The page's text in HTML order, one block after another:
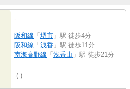
-
阪和線 「 堺市 」駅 徒歩4分
阪和線 「 浅香 」駅 徒歩11分
南海高野線 「 浅香山 」駅 徒歩21分
-(-)